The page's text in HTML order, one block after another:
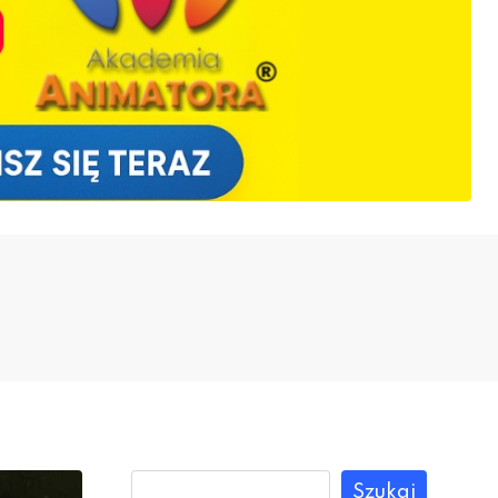
Szukaj